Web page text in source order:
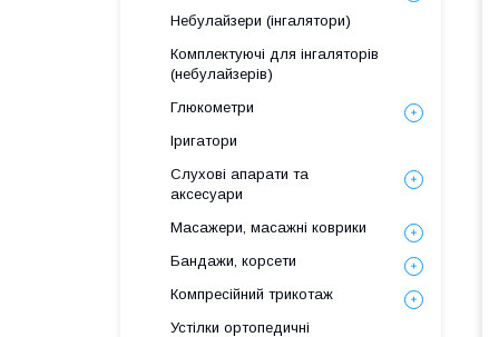
Небулайзери (інгалятори)
Комплектуючі для інгаляторів
(небулайзерів)
Глюкометри
Іригатори
Слухові апарати та
аксесуари
Масажери, масажні коврики
Бандажи, корсети
Компресійний трикотаж
Устілки ортопедичні